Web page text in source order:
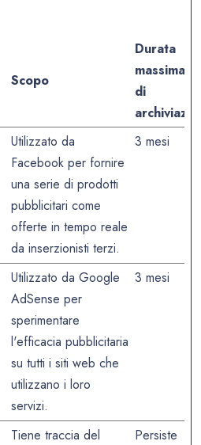
Scopo
Durata
massima
di
Utilizzato da
Facebook per fornire
una serie di prodotti
pubblicitari come
offerte in tempo reale
da inserzionisti terzi.
3 mesi
Utilizzato da Google
AdSense per
sperimentare
l'efficacia pubblicitaria
su tutti i siti web che
utilizzano i loro
servizi.
3 mesi
Tiene traccia del
Persiste